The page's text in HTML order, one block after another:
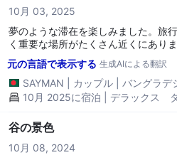
10月 03, 2025
夢のような滞在を楽しみました。旅
く重要な場所がたくさん近くにありま
元の言語で表示する 生成AIによる翻訳
SAYMAN カップル
バングラデ
10月 2025に宿泊 | デラックス
谷の景色
10月 08, 2024